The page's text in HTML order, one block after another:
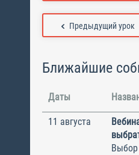
Предыдущий урок
Ближайшие
Даты
11 августа